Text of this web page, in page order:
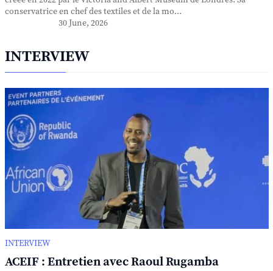
conservatrice en chef des textiles et de la mo...
30 June, 2026
INTERVIEW
INTERVIEW
ACEIF : Entretien avec Raoul Rugamba